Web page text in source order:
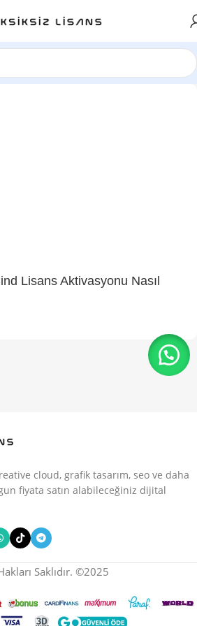
Lisans Aktivasyonu Nasıl
cloud, grafik tasarım, seo ve daha
fiyata satın alabileceğiniz dijital
Saklıdır. ©2025